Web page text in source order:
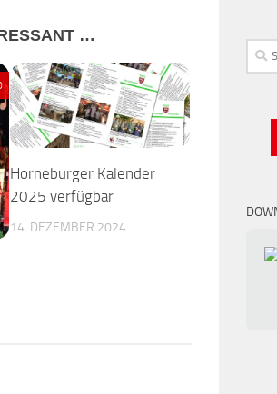
…
Horneburger Kalender
2025 verfügbar
14. DEZEMBER 2024
nach: